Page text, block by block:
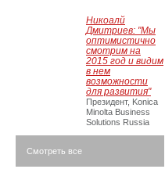
Никоалй
Дмитриев: "Мы
оптимистично
смотрим на
2015 год и видим
в нем
возможности
для развития"
Президент, Konica
Minolta Business
Solutions Russia
Смотреть все